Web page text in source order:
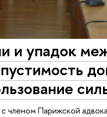
и упадок
Парижской